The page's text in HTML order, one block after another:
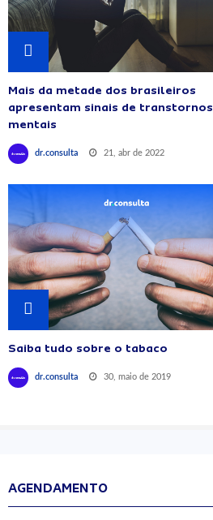
Mais da metade dos brasileiros
apresentam sinais de transtornos
mentais
dr.consulta 21, abr de 2022
Saiba tudo sobre o tabaco
dr.consulta 30, maio de 2019
AGENDAMENTO